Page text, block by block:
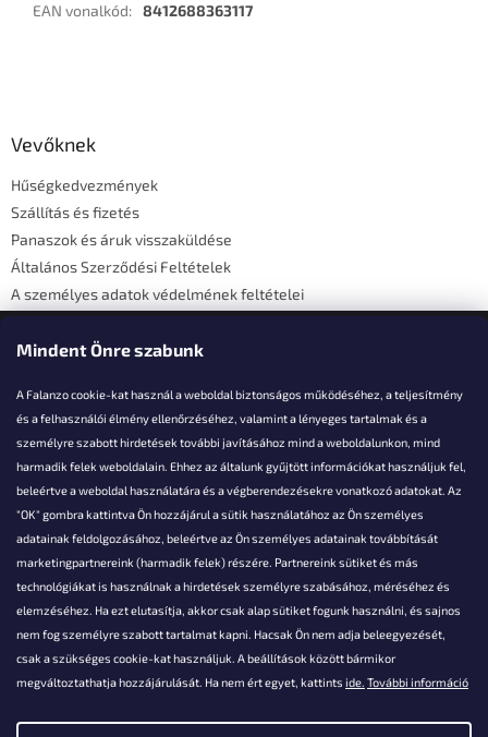
Mindent Önre szabunk
A Falanzo cookie-kat használ a weboldal biztonságos működéséhez, a teljesítmény
és a felhasználói élmény ellenőrzéséhez, valamint a lényeges tartalmak és a
személyre szabott hirdetések további javításához mind a weboldalunkon, mind
harmadik felek weboldalain. Ehhez az általunk gyűjtött információkat használjuk fel,
beleértve a weboldal használatára és a végberendezésekre vonatkozó adatokat. Az
"OK" gombra kattintva Ön hozzájárul a sütik használatához az Ön személyes
adatainak feldolgozásához, beleértve az Ön személyes adatainak továbbítását
marketingpartnereink (harmadik felek) részére. Partnereink sütiket és más
technológiákat is használnak a hirdetések személyre szabásához, méréséhez és
elemzéséhez. Ha ezt elutasítja, akkor csak alap sütiket fogunk használni, és sajnos
nem fog személyre szabott tartalmat kapni. Hacsak Ön nem adja beleegyezését,
csak a szükséges cookie-kat használjuk. A beállítások között bármikor
megváltoztathatja hozzájárulását. Ha nem ért egyet, kattints ide. További információ
EAN vonalkód: 8412688363117
Vevőknek
Hűségkedvezmények
Szállítás és fizetés
Panaszok és áruk visszaküldése
Általános Szerződési Feltételek
A személyes adatok védelmének feltételei
Elérhetőségi adatok
Akarsz kérdezni valamit?
info@falanzo.hu